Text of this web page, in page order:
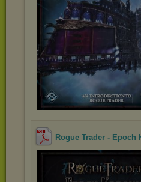
Rogue Trader - Epoch